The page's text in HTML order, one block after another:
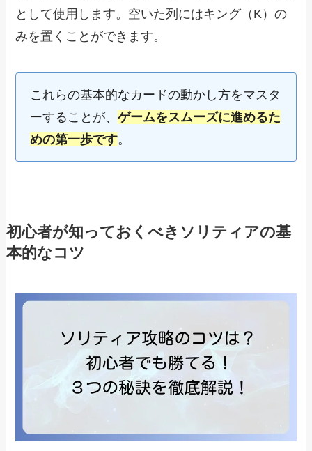
として使用します。空いた列にはキング（K）の
みを置くことができます。
これらの基本的なカードの動かし方をマスタ
ーすることが、ゲームをスムーズに進めるた
めの第一歩です。
初心者が知っておくべきソリティアの基
本的なコツ